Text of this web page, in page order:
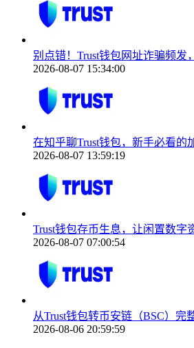
别点错！Trust钱包网址诈骗频发
2026-08-07 15:34:00
在知乎聊Trust钱包，新手必看的
2026-08-07 13:59:19
Trust钱包存币生息，让闲置数字
2026-08-07 07:00:54
从Trust钱包转币安链（BSC）完
2026-08-06 20:59:59